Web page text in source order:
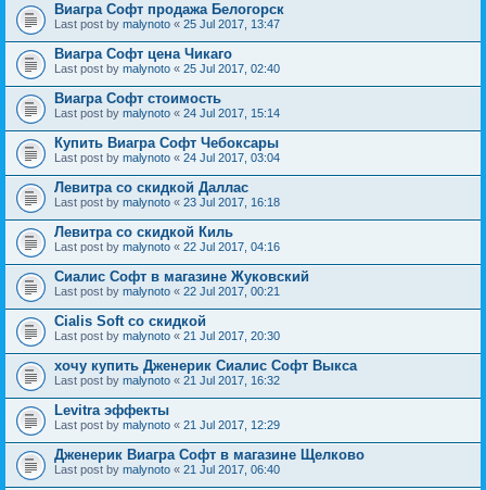
Виагра Софт продажа Белогорск
Last post by malynoto « 25 Jul 2017, 13:47
Виагра Софт цена Чикаго
Last post by malynoto « 25 Jul 2017, 02:40
Виагра Софт стоимость
Last post by malynoto « 24 Jul 2017, 15:14
Купить Виагра Софт Чебоксары
Last post by malynoto « 24 Jul 2017, 03:04
Левитра со скидкой Даллас
Last post by malynoto « 23 Jul 2017, 16:18
Левитра со скидкой Киль
Last post by malynoto « 22 Jul 2017, 04:16
Сиалис Софт в магазине Жуковский
Last post by malynoto « 22 Jul 2017, 00:21
Cialis Soft со скидкой
Last post by malynoto « 21 Jul 2017, 20:30
хочу купить Дженерик Сиалис Софт Выкса
Last post by malynoto « 21 Jul 2017, 16:32
Levitra эффекты
Last post by malynoto « 21 Jul 2017, 12:29
Дженерик Виагра Софт в магазине Щелково
Last post by malynoto « 21 Jul 2017, 06:40